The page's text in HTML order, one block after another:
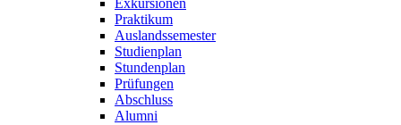
Exkursionen
Praktikum
Auslandssemester
Studienplan
Stundenplan
Prüfungen
Abschluss
Alumni